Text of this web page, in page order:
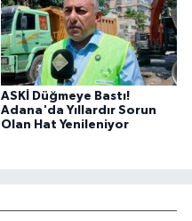
ASKİ Düğmeye Bastı!
Adana'da Yıllardır Sorun
Olan Hat Yenileniyor